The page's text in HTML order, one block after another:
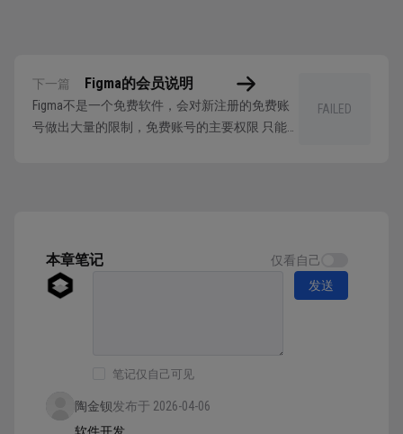
下一篇 Figma的会员说明
Figma不是一个免费软件，会对新注册的免费账
号做出大量的限制，免费账号的主要权限 只能
FAILED
本章笔记 仅看自己
笔记仅自己可见
发送
陶金钡发布于 2026-04-06